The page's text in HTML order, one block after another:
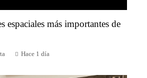
espaciales más importantes de
Hace 1 día